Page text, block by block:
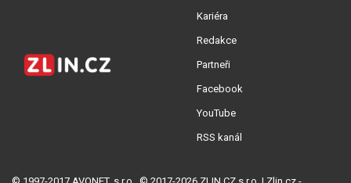
Kariéra
Redakce
Partneři
Facebook
YouTube
RSS kanál